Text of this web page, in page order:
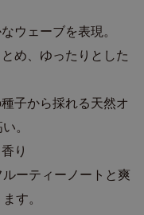
ウェーブを表現。
め、ゆったりとした
子から採れる天然オ
。
り
ーティーノートと爽
す。